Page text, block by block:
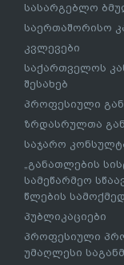
სასარგებლო
საერთაშორისო
კვლევები
საქართველოს
შესახებ
პროფესიული
ზრდასრულთა
საჯარო
„განათლების
სამეწარმეო
წლების
პუბლიკაციები
პროფესიული
უმაღლესი